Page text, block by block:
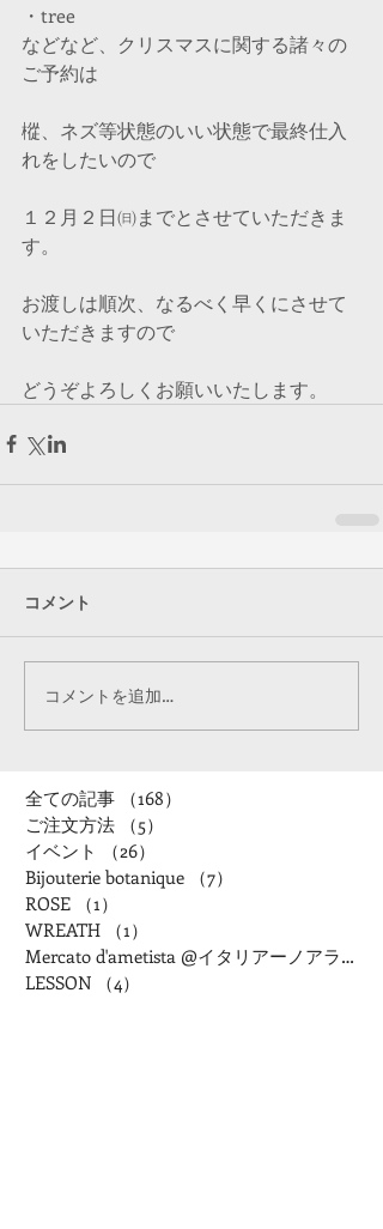
・tree
などなど、クリスマスに関する諸々の
ご予約は
樅、ネズ等状態のいい状態で最終仕入
れをしたいので
１２月２日㈰までとさせていただきま
す。
お渡しは順次、なるべく早くにさせて
いただきますので
どうぞよろしくお願いいたします。
コメント
コメントを追加…
全ての記事 （168）
ご注文方法
（5）
イベント
（26）
Bijouterie botanique
（7）
ROSE
（1）
WREATH
（1）
Mercato d'ametista @イタリアーノアランチャ
LESSON
（4）